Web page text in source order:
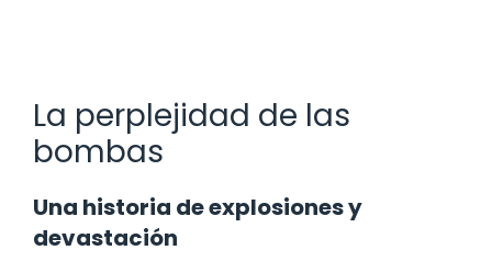
La perplejidad de las
bombas
Una historia de explosiones y
devastación